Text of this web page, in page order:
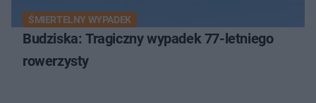
ŚMIERTELNY WYPADEK
Budziska: Tragiczny wypadek 77-letniego
rowerzysty